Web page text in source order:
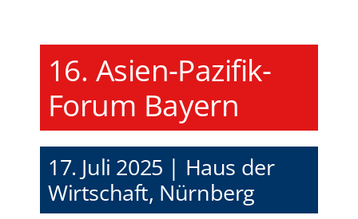
springen16. Asien-Pazifik-
Forum Bayern
17. Juli 2025 | Haus der
Wirtschaft, Nürnberg